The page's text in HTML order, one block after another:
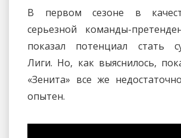
В первом сезоне в
серьезной команды-
показал потенциал стать
Лиги. Но, как выяснилось,
«Зенита» все же
опытен.